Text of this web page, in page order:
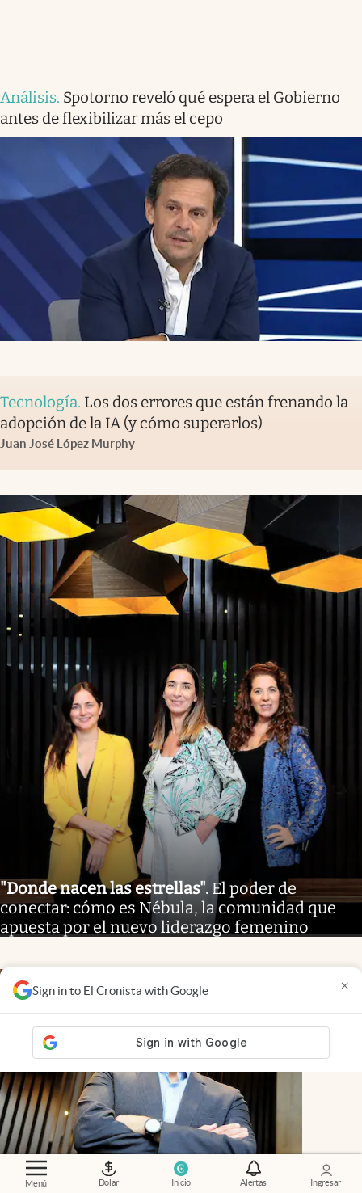
Menú Dolar Inicio Alertas Ingresar
Sign in to El Cronista with Google ×
Análisis. Spotorno reveló qué espera el Gobierno
antes de flexibilizar más el cepo
Tecnología. Los dos errores que están frenando la
adopción de la IA (y cómo superarlos)
Juan José López Murphy
"Donde nacen las estrellas". El poder de
conectar: cómo es Nébula, la comunidad que
apuesta por el nuevo liderazgo femenino